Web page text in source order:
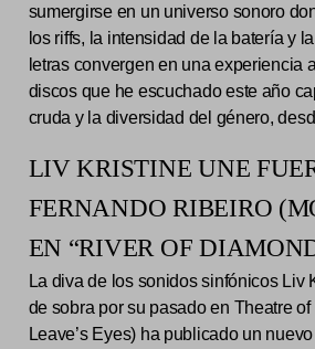
sumergirse en un universo sonoro
los riffs, la intensidad de la batería y
letras convergen en una experiencia
discos que he escuchado este año
cruda y la diversidad del género,
LIV KRISTINE UNE
FERNANDO RIBEIRO
EN “RIVER OF
La diva de los sonidos sinfónicos Liv
de sobra por su pasado en Theatre of
Leave’s Eyes) ha publicado un